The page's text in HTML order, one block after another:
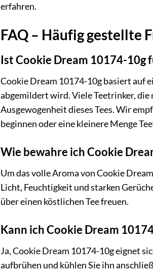
erfahren.
FAQ – Häufig gestellte
Ist Cookie Dream 10174-10g
Cookie Dream 10174-10g basiert auf
abgemildert wird. Viele Teetrinker, die
Ausgewogenheit dieses Tees. Wir
beginnen oder eine kleinere Menge
Wie bewahre ich Cookie
Um das volle Aroma von Cookie
Licht, Feuchtigkeit und starken
über einen köstlichen Tee freuen.
Kann ich Cookie Dream
Ja, Cookie Dream 10174-10g eignet
aufbrühen und kühlen Sie ihn